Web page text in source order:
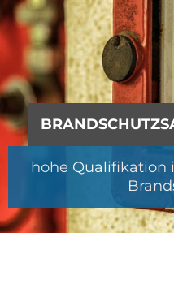
hohe Qualifikation